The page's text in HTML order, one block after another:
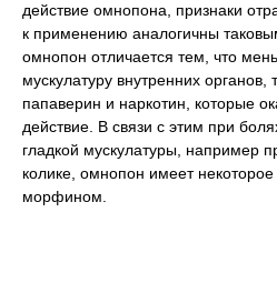
действие омнопона, признаки
к применению аналогичны
омнопон отличается тем, что
мускулатуру внутренних органов,
папаверин и наркотин, которые
действие. В связи с этим при
гладкой мускулатуры, например
колике, омнопон имеет
морфином.